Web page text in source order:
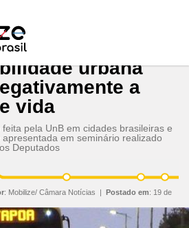
urbana
a
vida
pela UnB em cidades brasileiras e
em seminário realizado
Deputados
: Mobilize/ Câmara Notícias | Postado em: 19 de